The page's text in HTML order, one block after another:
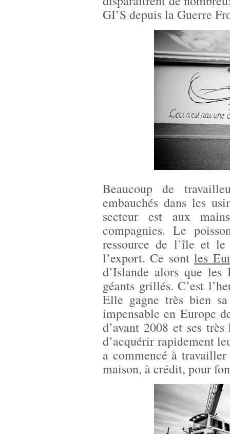
GI’S depuis la Guerre
Beaucoup de
embauchés dans les
secteur est aux
compagnies. Le
ressource de l’île et
l’export. Ce sontles
d’Islande alors que les
géants grillés. C’est
Elle gagne très bien
impensable en Europe
d’avant 2008 et ses
d’acquérir rapidement
a commencé à
maison, à crédit, pour